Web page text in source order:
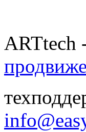
ARTtech